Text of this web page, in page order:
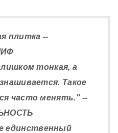
плитка --
тонкая, а
Такое
часто менять." --
единственный